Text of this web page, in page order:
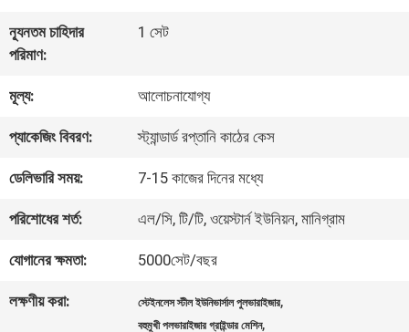
সম্পর্কে
কারখানা
ভ্রমণ
মান
নিয়ন্ত্রণ
ন্যূনতম চাহিদার
পরিমাণ:
1 সেট
মূল্য: আলোচনাযোগ্য
প্যাকেজিং বিবরণ: স্ট্যান্ডার্ড রপ্তানি কাঠের কেস
ডেলিভারি সময়: 7-15 কাজের দিনের মধ্যে
পরিশোধের শর্ত: এল/সি, টি/টি, ওয়েস্টার্ন ইউনিয়ন, মানিগ্রাম
যোগানের ক্ষমতা: 5000সেট/বছর
লক্ষণীয় করা: স্টেইনলেস স্টীল ইউনিভার্সাল পুলভারাইজার,
বহুমুখী পলভারাইজার গ্রাইন্ডার মেশিন,